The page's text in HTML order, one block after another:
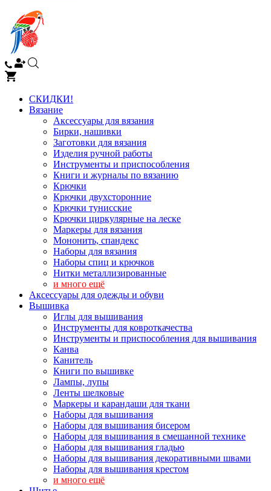
СКИДКИ!
Вязание
Аксессуары для вязания
Бирки, нашивки
Заготовки для вязания
Изделия ручной работы
Инструменты и приспособления
Книги и журналы по вязанию
Крючки
Крючки двухсторонние
Крючки тунисские
Крючки циркулярные на леске
Маркеры для вязания
Мононить, спандекс
Наборы для вязания
Наборы спиц и крючков
Нитки металлизированные
и много ещё
Аксессуары для одежды и обуви
Вышивка
Иглы для вышивания
Инструменты для ковроткачества
Инструменты и приспособления для вышивания
Канва
Канитель
Книги по вышивке
Лампы, лупы
Ленты шелковые
Маркеры и карандаши для ткани
Наборы для вышивания
Наборы для вышивания бисером
Наборы для вышивания в смешанной технике
Наборы для вышивания гладью
Наборы для вышивания декоративными швами
Наборы для вышивания крестом
и много ещё